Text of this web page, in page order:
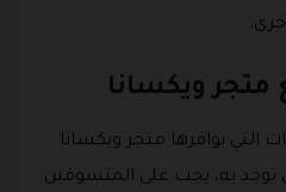
ويكسانا
يوافرها متجر ويكسانا
توجد به، يجب على المتسوقين